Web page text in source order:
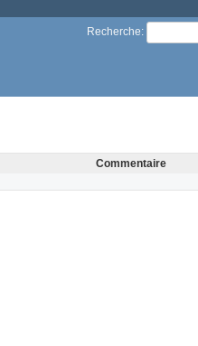
Recherche:
Commentaire